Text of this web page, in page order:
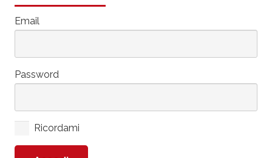
Email
Password
Ricordami